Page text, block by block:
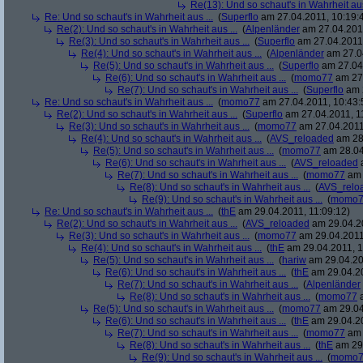
Re(13): Und so schaut's in Wahrheit
Re: Und so schaut's in Wahrheit aus ... (Superflo am 27.04.2011,
Re(2): Und so schaut's in Wahrheit aus ... (Alpenländer am
Re(3): Und so schaut's in Wahrheit aus ... (Superflo am
Re(4): Und so schaut's in Wahrheit aus ... (Alpenländer am
Re(5): Und so schaut's in Wahrheit aus ... (Superflo am
Re(6): Und so schaut's in Wahrheit aus ... (momo77 am
Re(7): Und so schaut's in Wahrheit aus ... (Superflo am
Re: Und so schaut's in Wahrheit aus ... (momo77 am 27.04.2011,
Re(2): Und so schaut's in Wahrheit aus ... (Superflo am 27.04.2011,
Re(3): Und so schaut's in Wahrheit aus ... (momo77 am
Re(4): Und so schaut's in Wahrheit aus ... (AVS_reloaded am
Re(5): Und so schaut's in Wahrheit aus ... (momo77 am
Re(6): Und so schaut's in Wahrheit aus ... (AVS_reloaded
Re(7): Und so schaut's in Wahrheit aus ... (momo77 am
Re(8): Und so schaut's in Wahrheit aus ... (
Re(9): Und so schaut's in Wahrheit aus ... (
Re: Und so schaut's in Wahrheit aus ... (thE am 29.04.2011, 11:09:12)
Re(2): Und so schaut's in Wahrheit aus ... (AVS_reloaded am
Re(3): Und so schaut's in Wahrheit aus ... (momo77 am
Re(4): Und so schaut's in Wahrheit aus ... (thE am 29.04.2011,
Re(5): Und so schaut's in Wahrheit aus ... (hariw am
Re(6): Und so schaut's in Wahrheit aus ... (thE am
Re(7): Und so schaut's in Wahrheit aus ... (Alpenländer
Re(8): Und so schaut's in Wahrheit aus ... (momo77
Re(5): Und so schaut's in Wahrheit aus ... (momo77 am
Re(6): Und so schaut's in Wahrheit aus ... (thE am
Re(7): Und so schaut's in Wahrheit aus ... (momo77
Re(8): Und so schaut's in Wahrheit aus ... (thE am
Re(9): Und so schaut's in Wahrheit aus ... (